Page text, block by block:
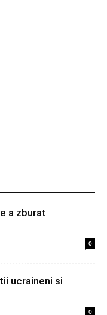
a zburat
0
ucraineni si
0